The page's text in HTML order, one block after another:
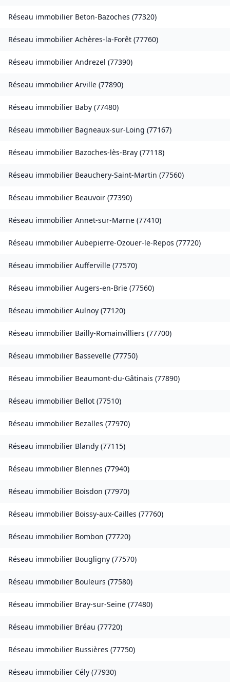
Réseau immobilier Beton-Bazoches (77320)
Réseau immobilier Achères-la-Forêt (77760)
Réseau immobilier Andrezel (77390)
Réseau immobilier Arville (77890)
Réseau immobilier Baby (77480)
Réseau immobilier Bagneaux-sur-Loing (77167)
Réseau immobilier Bazoches-lès-Bray (77118)
Réseau immobilier Beauchery-Saint-Martin (77560)
Réseau immobilier Beauvoir (77390)
Réseau immobilier Annet-sur-Marne (77410)
Réseau immobilier Aubepierre-Ozouer-le-Repos (77720)
Réseau immobilier Aufferville (77570)
Réseau immobilier Augers-en-Brie (77560)
Réseau immobilier Aulnoy (77120)
Réseau immobilier Bailly-Romainvilliers (77700)
Réseau immobilier Bassevelle (77750)
Réseau immobilier Beaumont-du-Gâtinais (77890)
Réseau immobilier Bellot (77510)
Réseau immobilier Bezalles (77970)
Réseau immobilier Blandy (77115)
Réseau immobilier Blennes (77940)
Réseau immobilier Boisdon (77970)
Réseau immobilier Boissy-aux-Cailles (77760)
Réseau immobilier Bombon (77720)
Réseau immobilier Bougligny (77570)
Réseau immobilier Bouleurs (77580)
Réseau immobilier Bray-sur-Seine (77480)
Réseau immobilier Bréau (77720)
Réseau immobilier Bussières (77750)
Réseau immobilier Cély (77930)